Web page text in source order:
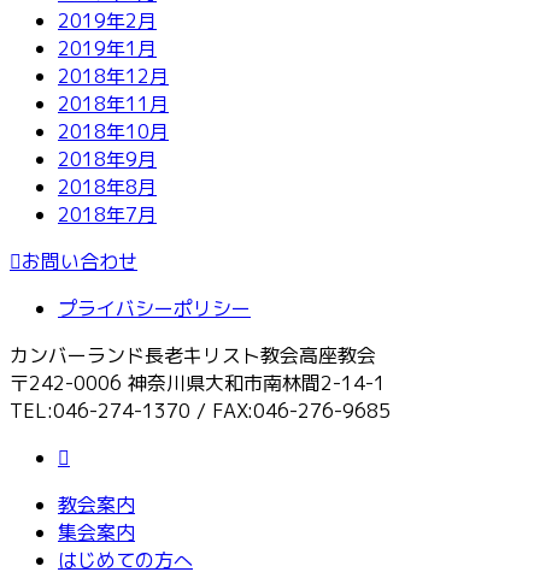
2019年2月
2019年1月
2018年12月
2018年11月
2018年10月
2018年9月
2018年8月
2018年7月
お問い合わせ
プライバシーポリシー
カンバーランド長老キリスト教会高座教会
〒242-0006 神奈川県大和市南林間2-14-1
TEL:046-274-1370 / FAX:046-276-9685
教会案内
集会案内
はじめての方へ